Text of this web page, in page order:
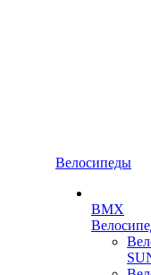
Велосипеды
BMX